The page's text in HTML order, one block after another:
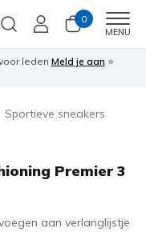
0
MENU
leden Meld je aan ⭐
Sportieve sneakers
Premier 3
aan verlanglijstje